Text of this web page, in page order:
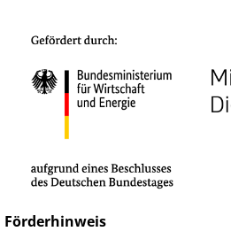
Förderhinweis